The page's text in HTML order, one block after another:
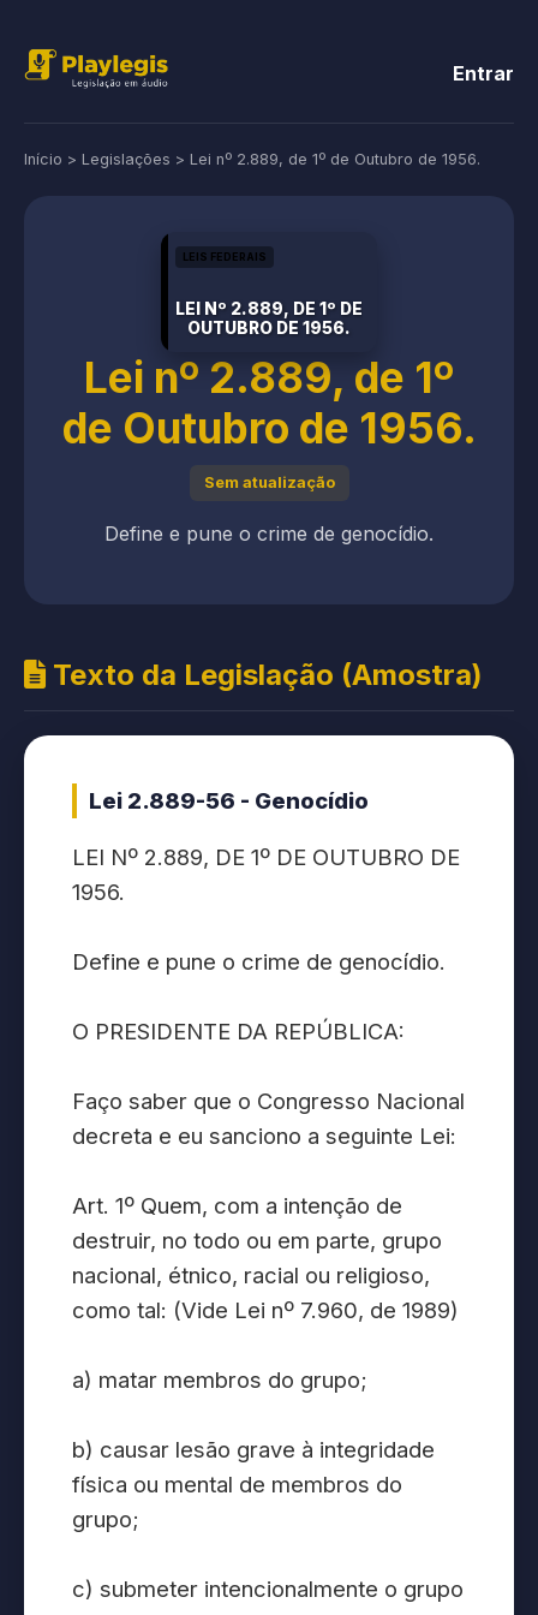
Entrar
Início > Legislações > Lei nº 2.889, de 1º de Outubro de 1956.
LEIS FEDERAIS
LEI Nº 2.889, DE 1º DE
OUTUBRO DE 1956.
Lei nº 2.889, de 1º
de Outubro de 1956.
Sem atualização
Define e pune o crime de genocídio.
Texto da Legislação (Amostra)
Lei 2.889-56 - Genocídio
LEI Nº 2.889, DE 1º DE OUTUBRO DE
1956.
Define e pune o crime de genocídio.
O PRESIDENTE DA REPÚBLICA:
Faço saber que o Congresso Nacional
decreta e eu sanciono a seguinte Lei:
Art. 1º Quem, com a intenção de
destruir, no todo ou em parte, grupo
nacional, étnico, racial ou religioso,
como tal: (Vide Lei nº 7.960, de 1989)
a) matar membros do grupo;
b) causar lesão grave à integridade
física ou mental de membros do
grupo;
c) submeter intencionalmente o grupo